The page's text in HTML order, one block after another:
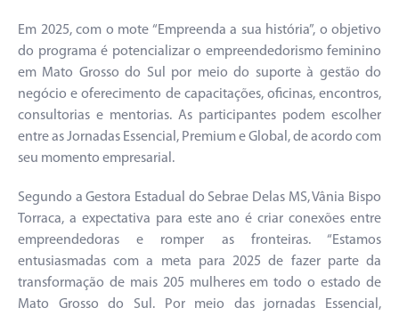
Em 2025, com o mote “Empreenda a sua história”, o objetivo
do programa é potencializar o empreendedorismo feminino
em Mato Grosso do Sul por meio do suporte à gestão do
negócio e oferecimento de capacitações, oficinas, encontros,
consultorias e mentorias. As participantes podem escolher
entre as Jornadas Essencial, Premium e Global, de acordo com
seu momento empresarial.
Segundo a Gestora Estadual do Sebrae Delas MS, Vânia Bispo
Torraca, a expectativa para este ano é criar conexões entre
empreendedoras e romper as fronteiras. “Estamos
entusiasmadas com a meta para 2025 de fazer parte da
transformação de mais 205 mulheres em todo o estado de
Mato Grosso do Sul. Por meio das jornadas Essencial,